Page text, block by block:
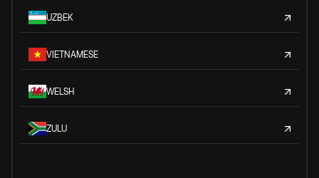
UZBEK
VIETNAMESE
WELSH
ZULU